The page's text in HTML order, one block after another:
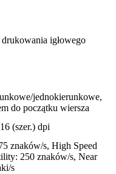
igłowego
jednokierunkowe,
do początku wiersza
(szer.) dpi
znaków/s, High Speed
250 znaków/s, Near
s